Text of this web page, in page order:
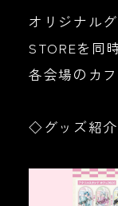
オリジナル
STOREを同
各会場のカ
◇グッズ紹介